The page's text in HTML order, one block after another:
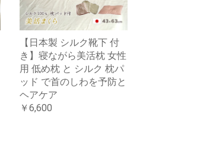
【日本製 シルク靴下 付
き】寝ながら美活枕 女性
用 低め枕 と シルク 枕パ
ッド で首のしわを予防と
ヘアケア
￥6,600